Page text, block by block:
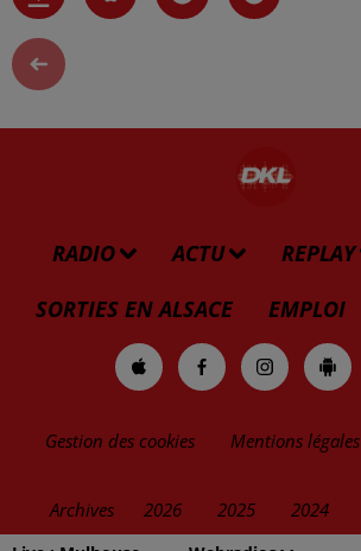
RADIO ACTU REPLAY
SORTIES EN ALSACE
EMPLOI
Gestion des cookies Mentions légales
Archives 2026 2025 2024